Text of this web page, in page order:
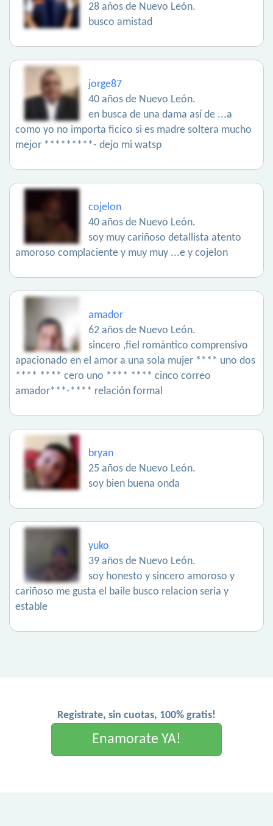
28 años de Nuevo León.
busco amistad
jorge87
40 años de Nuevo León.
en busca de una dama así de ...a
como yo no importa ficico si es madre soltera mucho
mejor *********- dejo mi watsp
cojelon
40 años de Nuevo León.
soy muy cariñoso detallista atento
amoroso complaciente y muy muy ...e y cojelon
amador
62 años de Nuevo León.
sincero ,fiel romántico comprensivo
apacionado en el amor a una sola mujer **** uno dos
**** **** cero uno **** **** cinco correo
amador***-**** relación formal
bryan
25 años de Nuevo León.
soy bien buena onda
yuko
39 años de Nuevo León.
soy honesto y sincero amoroso y
cariñoso me gusta el baile busco relacion seria y
estable
Registrate, sin cuotas, 100% gratis!
Enamorate YA!